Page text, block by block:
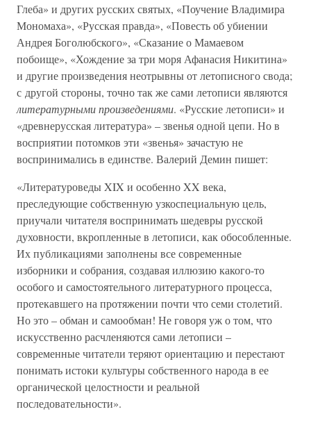
Глеба» и других русских святых, «Поучение Владимира
Мономаха», «Русская правда», «Повесть об убиении
Андрея Боголюбского», «Сказание о Мамаевом
побоище», «Хождение за три моря Афанасия Никитина»
и другие произведения неотрывны от летописного свода;
с другой стороны, точно так же сами летописи являются
литературными произведениями. «Русские летописи» и
«древнерусская литература» – звенья одной цепи. Но в
восприятии потомков эти «звенья» зачастую не
воспринимались в единстве. Валерий Демин пишет:
«Литературоведы XIX и особенно XX века,
преследующие собственную узкоспециальную цель,
приучали читателя воспринимать шедевры русской
духовности, вкропленные в летописи, как обособленные.
Их публикациями заполнены все современные
изборники и собрания, создавая иллюзию какого-то
особого и самостоятельного литературного процесса,
протекавшего на протяжении почти что семи столетий.
Но это – обман и самообман! Не говоря уж о том, что
искусственно расчленяются сами летописи –
современные читатели теряют ориентацию и перестают
понимать истоки культуры собственного народа в ее
органической целостности и реальной
последовательности».